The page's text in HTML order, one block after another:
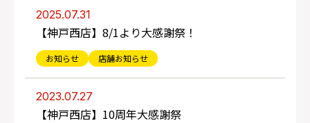
2025.07.31
【神戸西店】8/1より大感謝祭！
お知らせ 店舗お知らせ
2023.07.27
【神戸西店】10周年大感謝祭